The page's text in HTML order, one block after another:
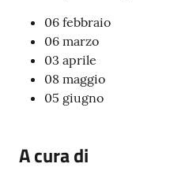
06 febbraio
06 marzo
03 aprile
08 maggio
05 giugno
A cura di